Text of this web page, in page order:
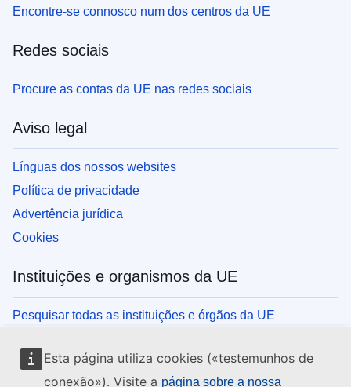
Esta página utiliza cookies («testemunhos de
conexão»). Visite a página sobre a nossa
Encontre-se connosco num dos centros da UE
Redes sociais
Procure as contas da UE nas redes sociais
Aviso legal
Línguas dos nossos websites
Política de privacidade
Advertência jurídica
Cookies
Instituições e organismos da UE
Pesquisar todas as instituições e órgãos da UE